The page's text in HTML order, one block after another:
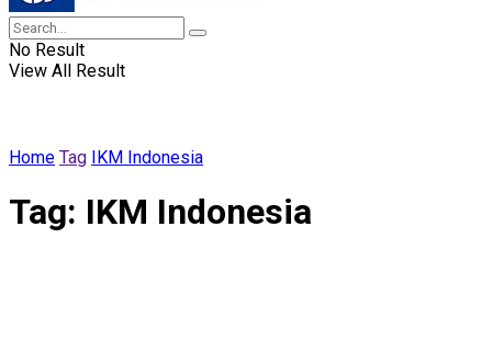
No Result
View All Result
Home Tag IKM Indonesia
Tag: IKM Indonesia